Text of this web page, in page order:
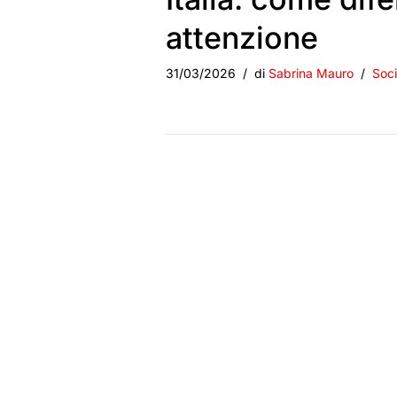
attenzione
31/03/2026 di Sabrina Mauro